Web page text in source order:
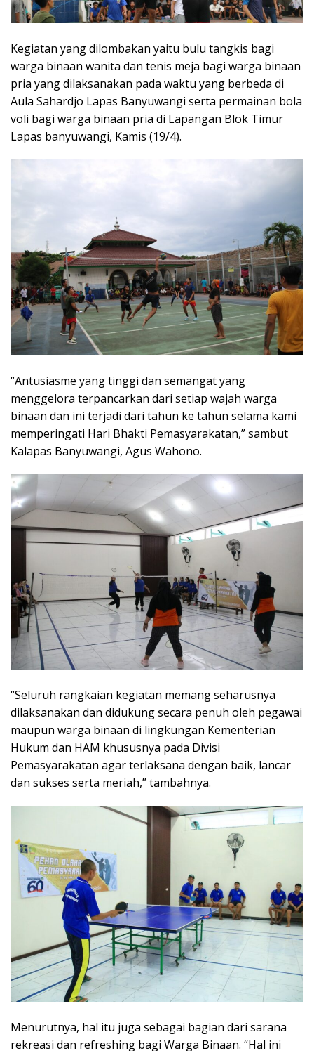
Kegiatan yang dilombakan yaitu bulu tangkis bagi
warga binaan wanita dan tenis meja bagi warga binaan
pria yang dilaksanakan pada waktu yang berbeda di
Aula Sahardjo Lapas Banyuwangi serta permainan bola
voli bagi warga binaan pria di Lapangan Blok Timur
Lapas banyuwangi, Kamis (19/4).
“Antusiasme yang tinggi dan semangat yang
menggelora terpancarkan dari setiap wajah warga
binaan dan ini terjadi dari tahun ke tahun selama kami
memperingati Hari Bhakti Pemasyarakatan,” sambut
Kalapas Banyuwangi, Agus Wahono.
“Seluruh rangkaian kegiatan memang seharusnya
dilaksanakan dan didukung secara penuh oleh pegawai
maupun warga binaan di lingkungan Kementerian
Hukum dan HAM khususnya pada Divisi
Pemasyarakatan agar terlaksana dengan baik, lancar
dan sukses serta meriah,” tambahnya.
Menurutnya, hal itu juga sebagai bagian dari sarana
rekreasi dan refreshing bagi Warga Binaan. “Hal ini